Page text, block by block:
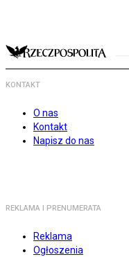
KONTAKT
O nas
Kontakt
Napisz do nas
REKLAMA I PRENUMERATA
Reklama
Ogłoszenia